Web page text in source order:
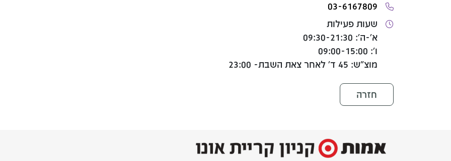
03-6167809
שעות פעילות
א'-ה': 09:30-21:30
ו': 09:00-15:00
מוצ"ש: 45 ד' לאחר צאת השבת- 23:00
חזרה